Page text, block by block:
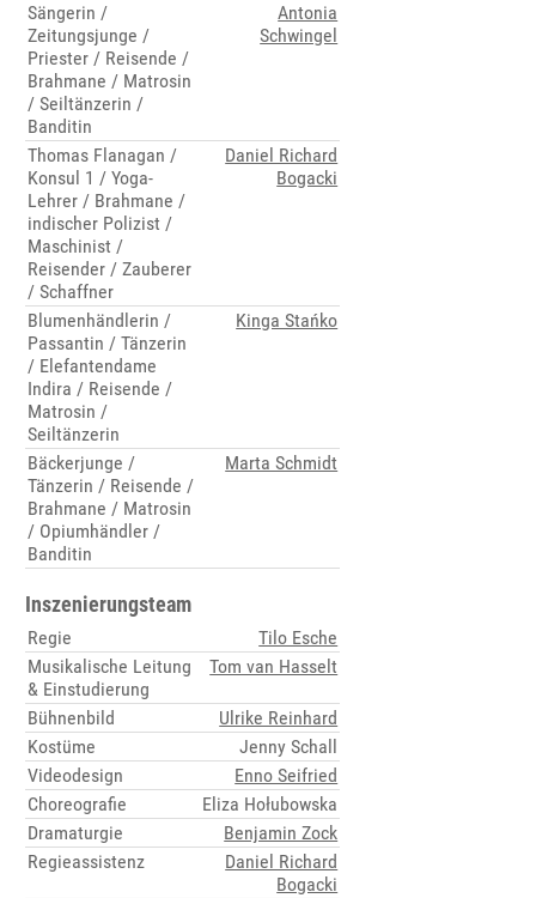
Sängerin /
Zeitungsjunge /
Priester / Reisende /
Brahmane / Matrosin
/ Seiltänzerin /
Banditin
Antonia
Schwingel
Thomas Flanagan /
Konsul 1 / Yoga-
Lehrer / Brahmane /
indischer Polizist /
Maschinist /
Reisender / Zauberer
/ Schaffner
Daniel Richard
Bogacki
Blumenhändlerin /
Passantin / Tänzerin
/ Elefantendame
Indira / Reisende /
Matrosin /
Seiltänzerin
Kinga Stańko
Bäckerjunge /
Tänzerin / Reisende /
Brahmane / Matrosin
/ Opiumhändler /
Banditin
Marta Schmidt
Inszenierungsteam
Regie
Tilo Esche
Musikalische Leitung
& Einstudierung
Tom van Hasselt
Bühnenbild
Ulrike Reinhard
Kostüme
Jenny Schall
Videodesign
Enno Seifried
Choreografie
Eliza Hołubowska
Dramaturgie
Benjamin Zock
Regieassistenz
Daniel Richard
Bogacki